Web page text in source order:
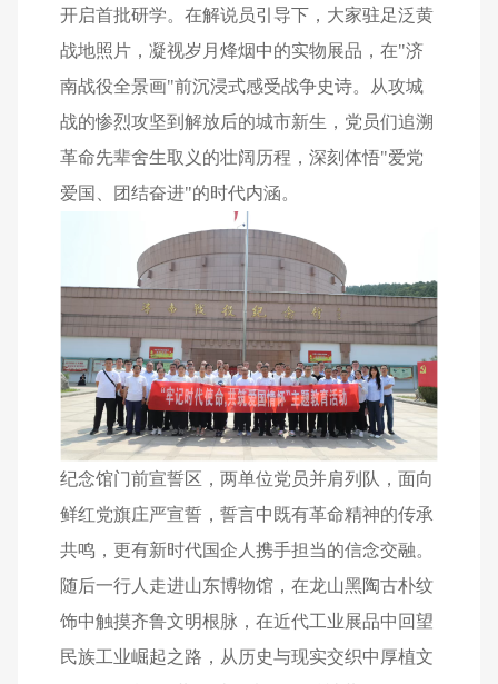
开启首批研学。在解说员引导下，大家驻足泛黄
战地照片，凝视岁月烽烟中的实物展品，在"济
南战役全景画"前沉浸式感受战争史诗。从攻城
战的惨烈攻坚到解放后的城市新生，党员们追溯
革命先辈舍生取义的壮阔历程，深刻体悟"爱党
爱国、团结奋进"的时代内涵。
纪念馆门前宣誓区，两单位党员并肩列队，面向
鲜红党旗庄严宣誓，誓言中既有革命精神的传承
共鸣，更有新时代国企人携手担当的信念交融。
随后一行人走进山东博物馆，在龙山黑陶古朴纹
饰中触摸齐鲁文明根脉，在近代工业展品中回望
民族工业崛起之路，从历史与现实交织中厚植文